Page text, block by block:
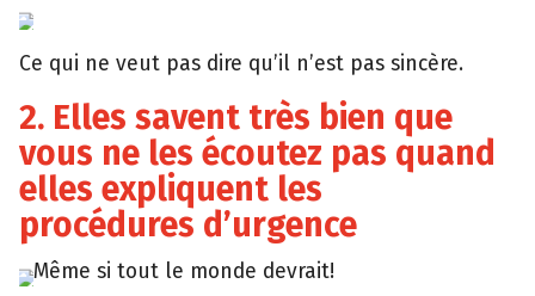
Giphy
Ce qui ne veut pas dire qu’il n’est pas sincère.
2. Elles savent très bien que
vous ne les écoutez pas quand
elles expliquent les
procédures d’urgence
One
Dio
Même si tout le monde devrait!